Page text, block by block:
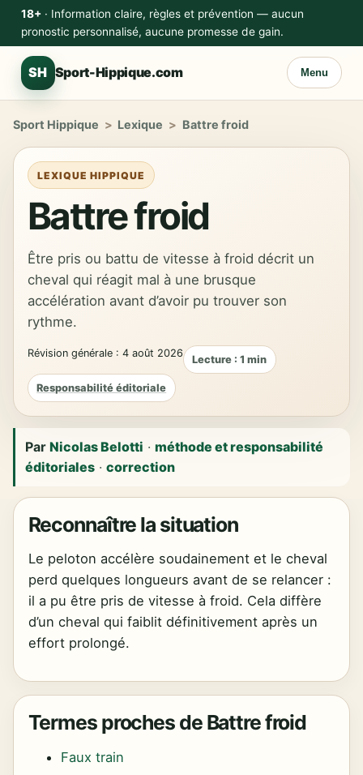
18+· Information claire, règles et prévention — aucun
pronostic personnalisé, aucune promesse de gain.
SH Sport-Hippique.com Menu
Sport Hippique > Lexique > Battre froid
LEXIQUE HIPPIQUE
Battre froid
Être pris ou battu de vitesse à froid décrit un
cheval qui réagit mal à une brusque
accélération avant d’avoir pu trouver son
rythme.
Révision générale : 4 août 2026 Lecture : 1 min
Responsabilité éditoriale
ParNicolas Belotti ·méthode et responsabilité
éditoriales ·correction
Reconnaître la situation
Le peloton accélère soudainement et le cheval
perd quelques longueurs avant de se relancer :
il a pu être pris de vitesse à froid. Cela diffère
d’un cheval qui faiblit définitivement après un
effort prolongé.
Termes proches de Battre froid
Faux train